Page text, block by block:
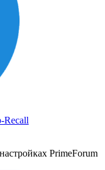
Recall
PrimeForum